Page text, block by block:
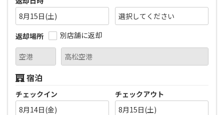
8月15日(土)
返却場所
別店舗に返却
宿泊
チェックイン
8月14日(金)
チェックアウト
8月15日(土)